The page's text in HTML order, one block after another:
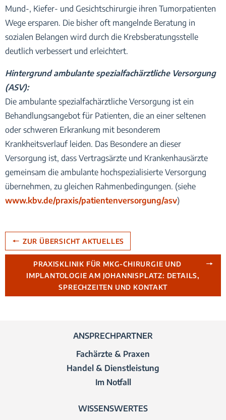
Mund-, Kiefer- und Gesichtschirurgie ihren Tumorpatienten
Wege ersparen. Die bisher oft mangelnde Beratung in
sozialen Belangen wird durch die Krebsberatungsstelle
deutlich verbessert und erleichtert.
Hintergrund ambulante spezialfachärztliche Versorgung
(ASV):
Die ambulante spezialfachärztliche Versorgung ist ein
Behandlungsangebot für Patienten, die an einer seltenen
oder schweren Erkrankung mit besonderem
Krankheitsverlauf leiden. Das Besondere an dieser
Versorgung ist, dass Vertragsärzte und Krankenhausärzte
gemeinsam die ambulante hochspezialisierte Versorgung
übernehmen, zu gleichen Rahmenbedingungen. (siehe
www.kbv.de/praxis/patientenversorgung/asv)
ZUR ÜBERSICHT AKTUELLES
PRAXISKLINIK FÜR MKG-CHIRURGIE UND
IMPLANTOLOGIE AM JOHANNISPLATZ: DETAILS,
SPRECHZEITEN UND KONTAKT
ANSPRECHPARTNER
Fachärzte & Praxen
Handel & Dienstleistung
Im Notfall
WISSENSWERTES